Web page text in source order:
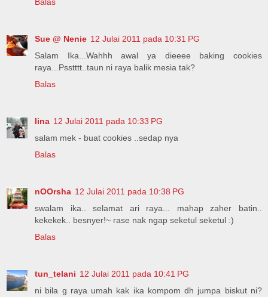
Balas
Sue @ Nenie 12 Julai 2011 pada 10:31 PG
Salam Ika...Wahhh awal ya dieeee baking cookies
raya...Psstttt..taun ni raya balik mesia tak?
Balas
lina 12 Julai 2011 pada 10:33 PG
salam mek - buat cookies ..sedap nya
Balas
nOOrsha 12 Julai 2011 pada 10:38 PG
swalam ika.. selamat ari raya... mahap zaher batin..
kekekek.. besnyer!~ rase nak ngap seketul seketul :)
Balas
tun_telani 12 Julai 2011 pada 10:41 PG
ni bila g raya umah kak ika kompom dh jumpa biskut ni?